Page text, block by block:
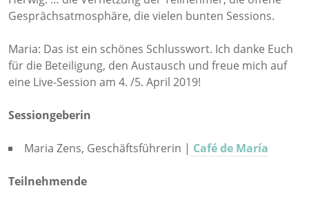
Gesprächsatmosphäre, die vielen bunten Sessions.
Maria: Das ist ein schönes Schlusswort. Ich danke Euch
für die Beteiligung, den Austausch und freue mich auf
eine Live-Session am 4. /5. April 2019!
Sessiongeberin
Maria Zens, Geschäftsführerin | Café de María
Teilnehmende